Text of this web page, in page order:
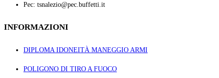
Pec: tsnalezio@pec.buffetti.it
INFORMAZIONI
DIPLOMA IDONEITÀ MANEGGIO ARMI
POLIGONO DI TIRO A FUOCO